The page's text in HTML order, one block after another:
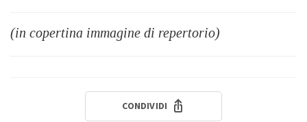
(in copertina immagine di repertorio)
CONDIVIDI